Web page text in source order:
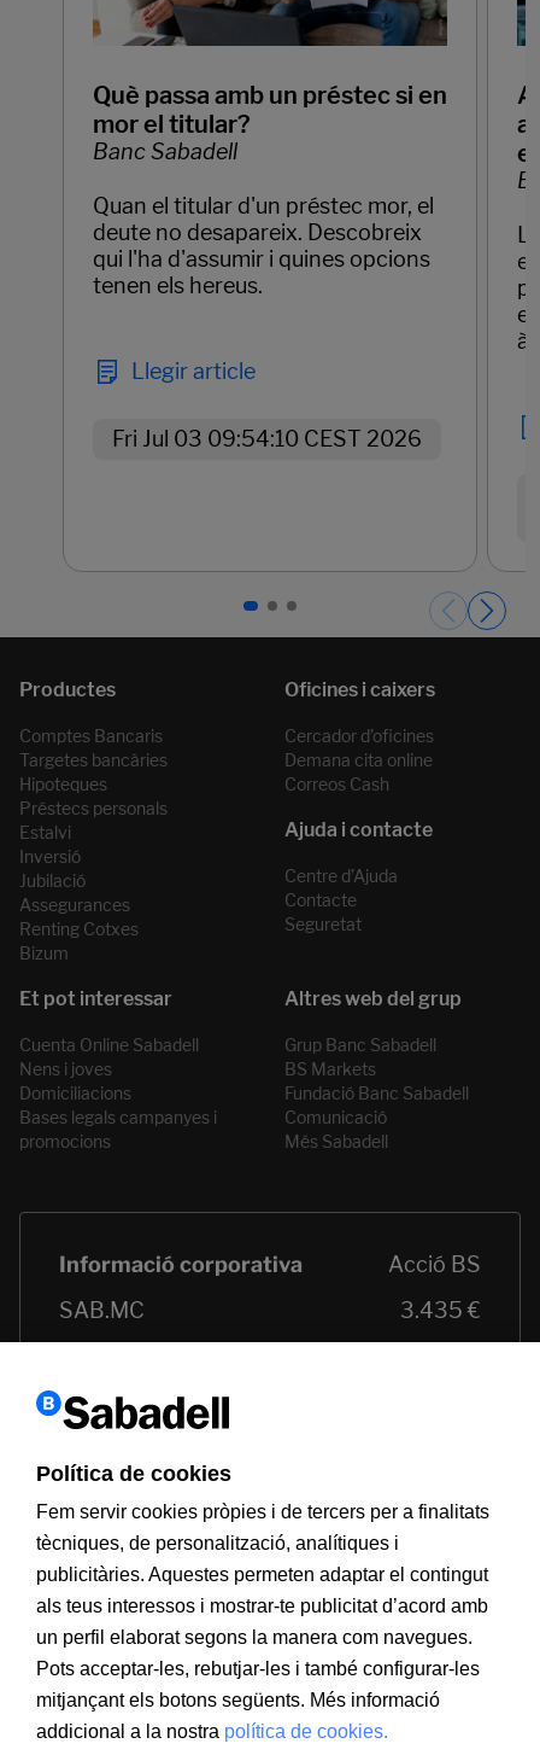
Què passa amb un préstec si en
mor el titular?
Banc Sabadell
Quan el titular d'un préstec mor, el
deute no desapareix. Descobreix
qui l'ha d'assumir i quines opcions
tenen els hereus.
Llegir article
Fri Jul 03 09:54:10 CEST 2026
el
Comptes Bancaris
Targetes bancàries
Hipoteques
Préstecs personals
Estalvi
Inversió
Jubilació
Assegurances
Renting Cotxes
Bizum
Cercador d’oficines
Demana cita online
Correos Cash
Centre d’Ajuda
Contacte
Seguretat
Cuenta Online Sabadell
Nens i joves
Domiciliacions
Bases legals campanyes i
promocions
Grup Banc Sabadell
BS Markets
Fundació Banc Sabadell
Comunicació
Més Sabadell
Política de cookies
Fem servir cookies pròpies i de tercers per a finalitats
tècniques, de personalització, analítiques i
publicitàries. Aquestes permeten adaptar el contingut
als teus interessos i mostrar-te publicitat d’acord amb
un perfil elaborat segons la manera com navegues.
Pots acceptar-les, rebutjar-les i també configurar-les
mitjançant els botons següents. Més informació
addicional a la nostra política de cookies.